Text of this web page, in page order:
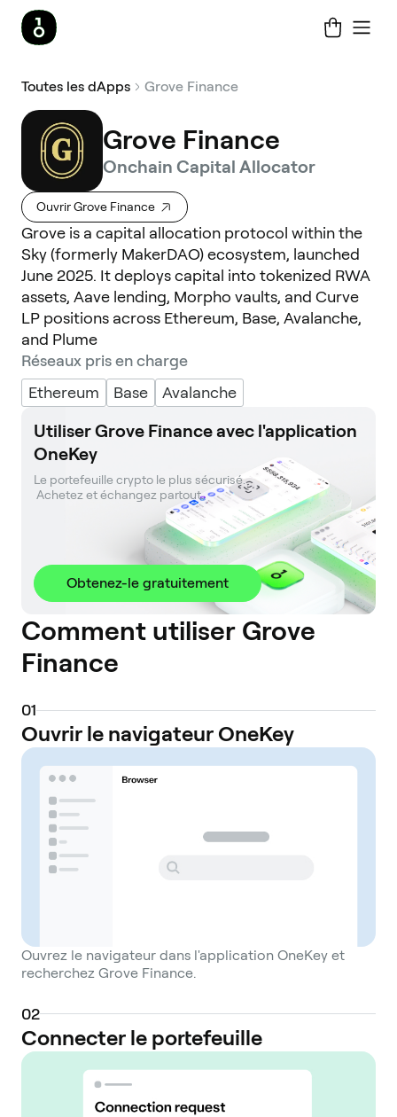
Toutes les dApps Grove Finance
Grove Finance
Onchain Capital Allocator
Ouvrir Grove Finance
Grove is a capital allocation protocol within the
Sky (formerly MakerDAO) ecosystem, launched
June 2025. It deploys capital into tokenized RWA
assets, Aave lending, Morpho vaults, and Curve
LP positions across Ethereum, Base, Avalanche,
and Plume
Réseaux pris en charge
Ethereum
Base Avalanche
Utiliser Grove Finance avec l'application
OneKey
Le portefeuille crypto le plus sécurisé.
Achetez et échangez partout.
Obtenez-le gratuitement
Comment utiliser Grove
Finance
01
Ouvrir le navigateur OneKey
Ouvrez le navigateur dans l'application OneKey et
recherchez Grove Finance.
02
Connecter le portefeuille